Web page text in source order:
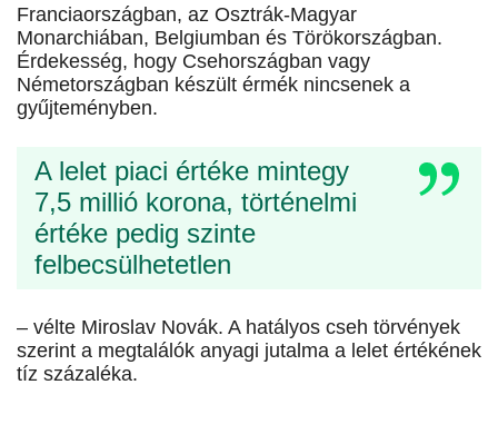
Franciaországban, az Osztrák-Magyar
Monarchiában, Belgiumban és Törökországban.
Érdekesség, hogy Csehországban vagy
Németországban készült érmék nincsenek a
gyűjteményben.
A lelet piaci értéke mintegy
7,5 millió korona, történelmi
értéke pedig szinte
felbecsülhetetlen
– vélte Miroslav Novák. A hatályos cseh törvények
szerint a megtalálók anyagi jutalma a lelet értékének
tíz százaléka.